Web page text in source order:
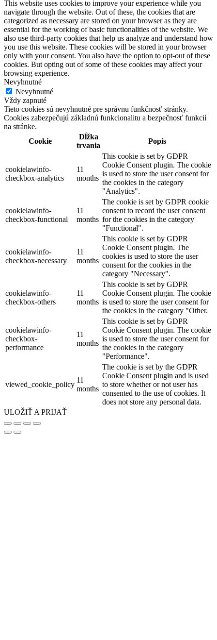
This website uses cookies to improve your experience while you
navigate through the website. Out of these, the cookies that are
categorized as necessary are stored on your browser as they are
essential for the working of basic functionalities of the website. We
also use third-party cookies that help us analyze and understand how
you use this website. These cookies will be stored in your browser
only with your consent. You also have the option to opt-out of these
cookies. But opting out of some of these cookies may affect your
browsing experience.
Nevyhnutné
Nevyhnutné
Vždy zapnuté
Tieto cookies sú nevyhnutné pre správnu funkčnosť stránky.
Cookies zabezpečujú základnú funkcionalitu a bezpečnosť funkcií
na stránke.
Cookie
Dĺžka
trvania
Popis
cookielawinfo-
checkbox-analytics
11
months
This cookie is set by GDPR
Cookie Consent plugin. The cookie
is used to store the user consent for
the cookies in the category
"Analytics".
cookielawinfo-
checkbox-functional
11
months
The cookie is set by GDPR cookie
consent to record the user consent
for the cookies in the category
"Functional".
cookielawinfo-
checkbox-necessary
11
months
This cookie is set by GDPR
Cookie Consent plugin. The
cookies is used to store the user
consent for the cookies in the
category "Necessary".
cookielawinfo-
checkbox-others
11
months
This cookie is set by GDPR
Cookie Consent plugin. The cookie
is used to store the user consent for
the cookies in the category "Other.
cookielawinfo-
checkbox-
performance
11
months
This cookie is set by GDPR
Cookie Consent plugin. The cookie
is used to store the user consent for
the cookies in the category
"Performance".
viewed_cookie_policy
11
months
The cookie is set by the GDPR
Cookie Consent plugin and is used
to store whether or not user has
consented to the use of cookies. It
does not store any personal data.
ULOŽIŤ A PRIJAŤ